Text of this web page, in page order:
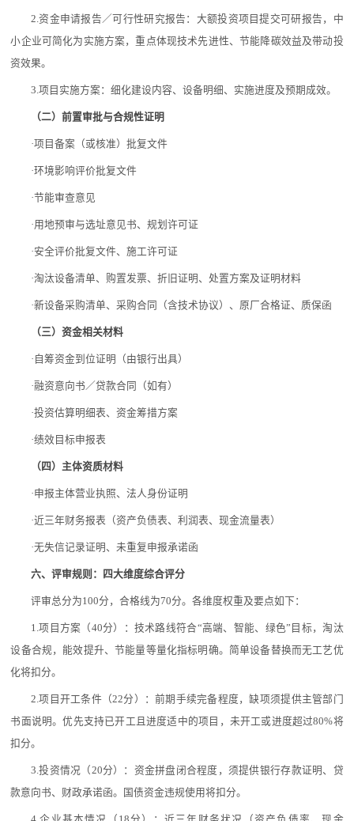
2.资金申请报告／可行性研究报告：大额投资项目提交可研报告，中
小企业可简化为实施方案，重点体现技术先进性、节能降碳效益及带动投
资效果。
3.项目实施方案：细化建设内容、设备明细、实施进度及预期成效。
（二）前置审批与合规性证明
·项目备案（或核准）批复文件
·环境影响评价批复文件
·节能审查意见
·用地预审与选址意见书、规划许可证
·安全评价批复文件、施工许可证
·淘汰设备清单、购置发票、折旧证明、处置方案及证明材料
·新设备采购清单、采购合同（含技术协议）、原厂合格证、质保函
（三）资金相关材料
·自筹资金到位证明（由银行出具）
·融资意向书／贷款合同（如有）
·投资估算明细表、资金筹措方案
·绩效目标申报表
（四）主体资质材料
·申报主体营业执照、法人身份证明
·近三年财务报表（资产负债表、利润表、现金流量表）
·无失信记录证明、未重复申报承诺函
六、评审规则：四大维度综合评分
评审总分为100分，合格线为70分。各维度权重及要点如下：
1.项目方案（40分）：技术路线符合“高端、智能、绿色”目标，淘汰
设备合规，能效提升、节能量等量化指标明确。简单设备替换而无工艺优
化将扣分。
2.项目开工条件（22分）：前期手续完备程度，缺项须提供主管部门
书面说明。优先支持已开工且进度适中的项目，未开工或进度超过80%将
扣分。
3.投资情况（20分）：资金拼盘闭合程度，须提供银行存款证明、贷
款意向书、财政承诺函。国债资金违规使用将扣分。